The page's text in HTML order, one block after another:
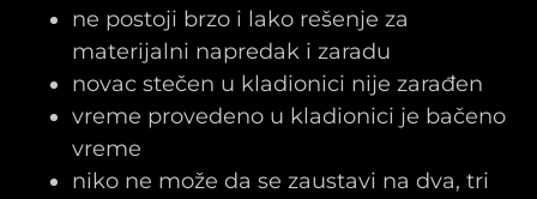
ne postoji brzo i lako rešenje za
materijalni napredak i zaradu
novac stečen u kladionici nije zarađen
vreme provedeno u kladionici je bačeno
vreme
niko ne može da se zaustavi na dva, tri